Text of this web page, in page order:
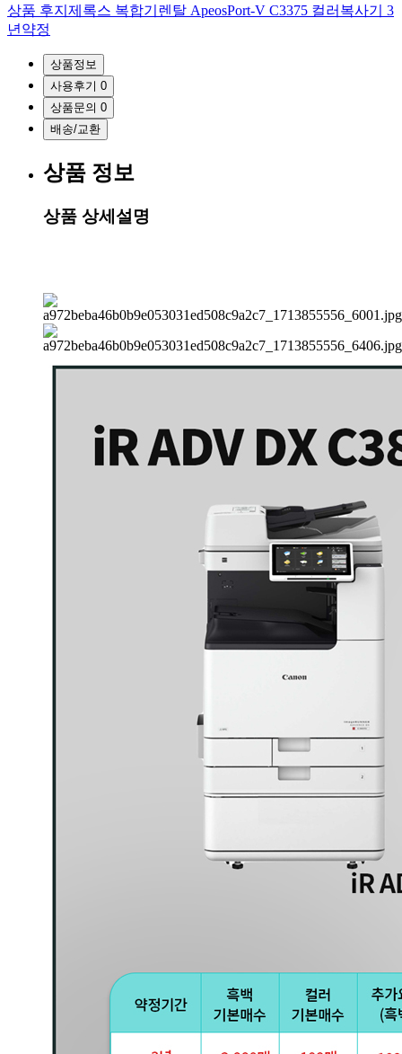
상품 후지제록스 복합기렌탈 ApeosPort-V C3375 컬러복사기 3
년약정
상품정보
사용후기 0
상품문의 0
배송/교환
상품 정보
상품 상세설명